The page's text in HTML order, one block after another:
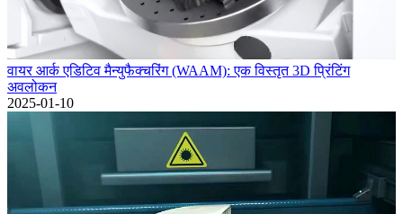
वायर आर्क एडिटिव मैन्युफैक्चरिंग (WAAM): एक विस्तृत 3D प्रिंटिंग
अवलोकन
2025-01-10